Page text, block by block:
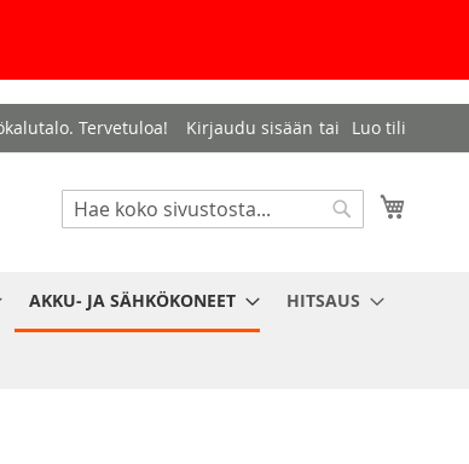
Tervetuloa! Kirjaudu sisään Luo tili
Haku
Haku
AKKU- JA SÄHKÖKONEET HITSAUS